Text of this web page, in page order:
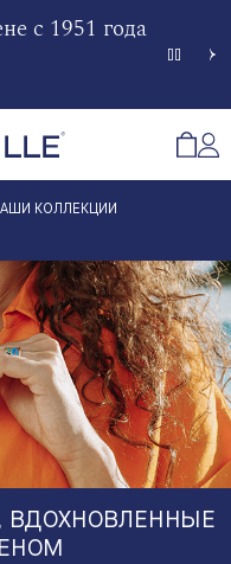
с 1951 года
КОЛЛЕКЦИИ